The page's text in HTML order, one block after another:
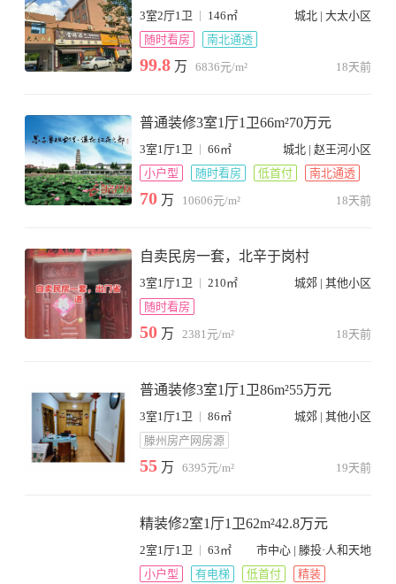
3室2厅1卫 | 146㎡
城北 | 大太小区
随时看房
南北通透
99.8 万 6836元/m² 18天前
普通装修3室1厅1卫66m²70万元
3室1厅1卫 | 66㎡
城北 | 赵王河小区
小户型
随时看房 低首付 南北通透
70 万 10606元/m² 18天前
自卖民房一套，北辛于岗村
3室1厅1卫 | 210㎡
城郊 | 其他小区
随时看房
50 万 2381元/m² 18天前
普通装修3室1厅1卫86m²55万元
3室1厅1卫 | 86㎡
城郊 | 其他小区
滕州房产网房源
55 万 6395元/m² 19天前
精装修2室1厅1卫62m²42.8万元
2室1厅1卫 | 63㎡
市中心 | 滕投·人和天地
小户型
有电梯 低首付 精装